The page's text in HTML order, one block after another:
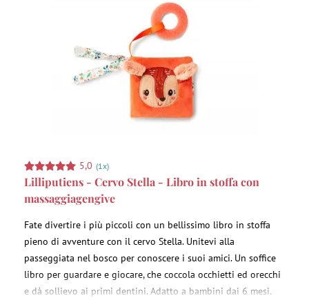
5,0 (1x)
Lilliputiens - Cervo Stella - Libro in stoffa con
massaggiagengive
Fate divertire i più piccoli con un bellissimo libro in stoffa
pieno di avventure con il cervo Stella. Unitevi alla
passeggiata nel bosco per conoscere i suoi amici. Un soffice
libro per guardare e giocare, che coccola occhietti ed orecchi
e dà sollievo ai primi dentini. Adatto a bambini dai 6 mesi.